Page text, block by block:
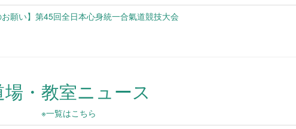
お願い】第45回全日本心身統一合氣道競技大会
場・教室ニュース
※一覧はこちら